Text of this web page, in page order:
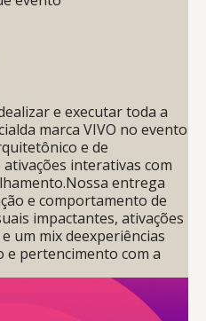
e executar toda a
marca VIVO no evento
e de
interativas com
entrega
e comportamento de
impactantes, ativações
um mix deexperiências
e pertencimento com a